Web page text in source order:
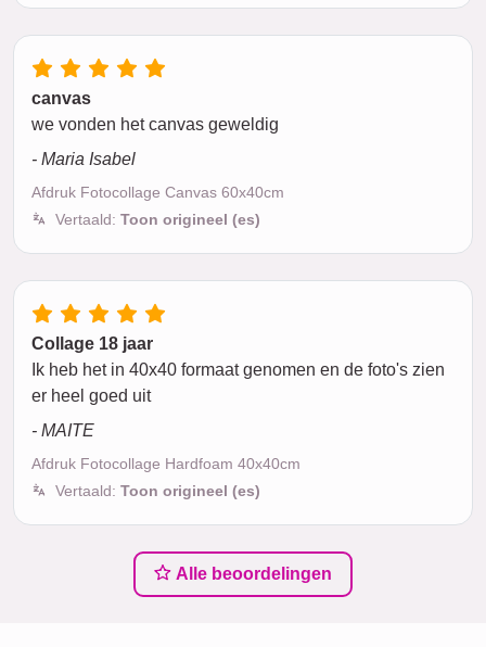
canvas
we vonden het canvas geweldig
- Maria Isabel
Afdruk Fotocollage Canvas 60x40cm
Vertaald: Toon origineel (es)
Collage 18 jaar
Ik heb het in 40x40 formaat genomen en de foto's zien
er heel goed uit
- MAITE
Afdruk Fotocollage Hardfoam 40x40cm
Vertaald: Toon origineel (es)
Alle beoordelingen